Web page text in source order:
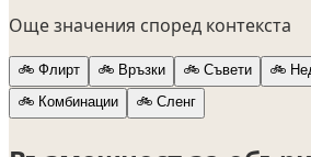
Още значения според контекста
🚲 Флирт 🚲 Връзки 🚲 Съвети 🚲
🚲 Комбинации 🚲 Сленг